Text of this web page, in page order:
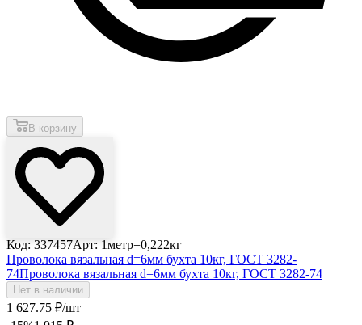
В корзину
Код: 337457Арт: 1метр=0,222кг
Проволока вязальная d=6мм бухта 10кг, ГОСТ 3282-
74Проволока вязальная d=6мм бухта 10кг, ГОСТ 3282-74
Нет в наличии
1 627.75 ₽/шт